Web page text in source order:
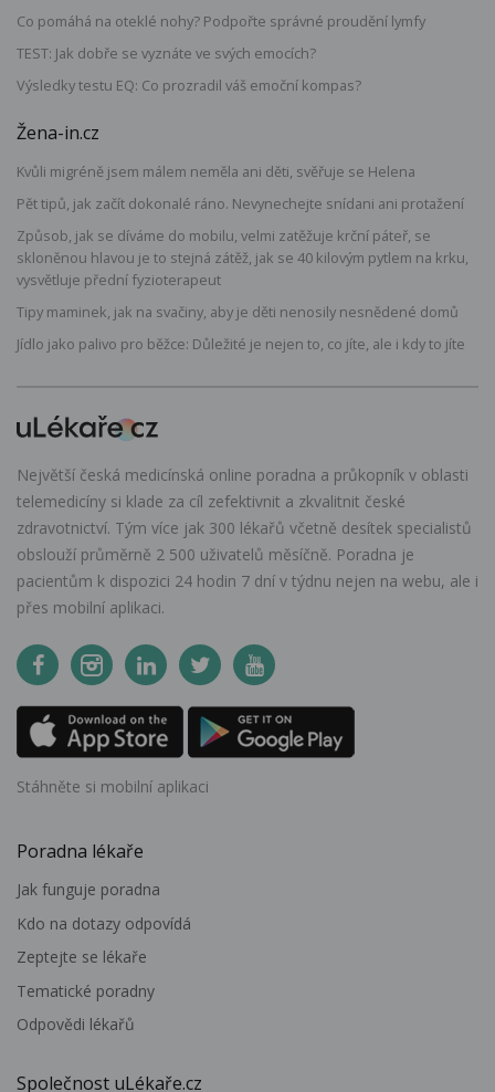
Co pomáhá na oteklé nohy? Podpořte správné proudění lymfy
TEST: Jak dobře se vyznáte ve svých emocích?
Výsledky testu EQ: Co prozradil váš emoční kompas?
Žena-in.cz
Kvůli migréně jsem málem neměla ani děti, svěřuje se Helena
Pět tipů, jak začít dokonalé ráno. Nevynechejte snídani ani protažení
Způsob, jak se díváme do mobilu, velmi zatěžuje krční páteř, se
skloněnou hlavou je to stejná zátěž, jak se 40 kilovým pytlem na krku,
vysvětluje přední fyzioterapeut
Tipy maminek, jak na svačiny, aby je děti nenosily nesnědené domů
Jídlo jako palivo pro běžce: Důležité je nejen to, co jíte, ale i kdy to jíte
Největší česká medicínská online poradna a průkopník v oblasti
telemedicíny si klade za cíl zefektivnit a zkvalitnit české
zdravotnictví. Tým více jak 300 lékařů včetně desítek specialistů
obslouží průměrně 2 500 uživatelů měsíčně. Poradna je
pacientům k dispozici 24 hodin 7 dní v týdnu nejen na webu, ale i
přes mobilní aplikaci.
Stáhněte si mobilní aplikaci
Poradna lékaře
Jak funguje poradna
Kdo na dotazy odpovídá
Zeptejte se lékaře
Tematické poradny
Odpovědi lékařů
Společnost uLékaře.cz